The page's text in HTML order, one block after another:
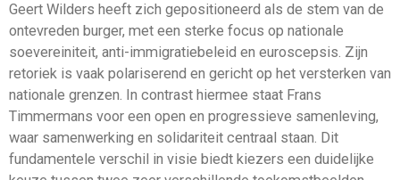
Geert Wilders heeft zich gepositioneerd als de stem van de
ontevreden burger, met een sterke focus op nationale
soevereiniteit, anti-immigratiebeleid en euroscepsis. Zijn
retoriek is vaak polariserend en gericht op het versterken van
nationale grenzen. In contrast hiermee staat Frans
Timmermans voor een open en progressieve samenleving,
waar samenwerking en solidariteit centraal staan. Dit
fundamentele verschil in visie biedt kiezers een duidelijke